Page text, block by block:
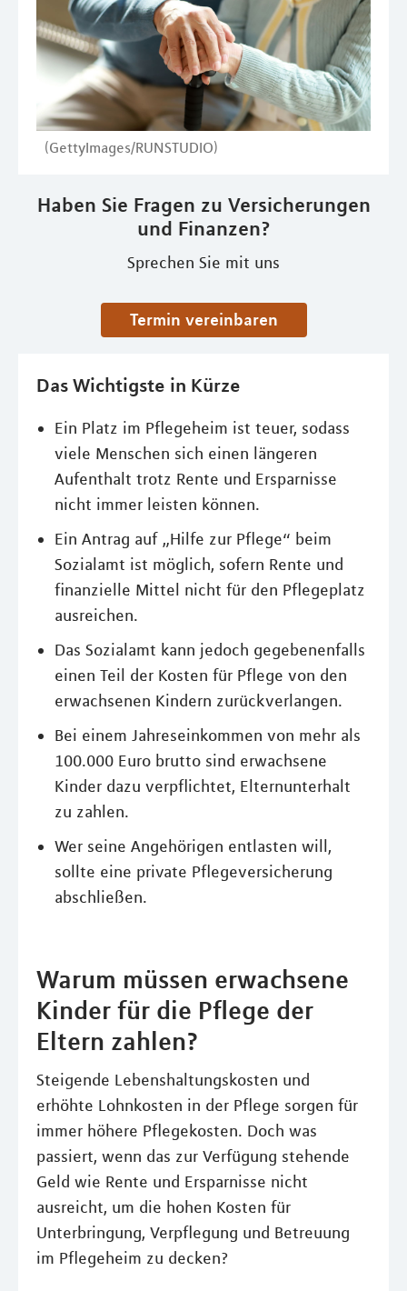
(GettyImages/RUNSTUDIO)
Haben Sie Fragen zu Versicherungen
und Finanzen?
Sprechen Sie mit uns
Termin vereinbaren
Das Wichtigste in Kürze
Ein Platz im Pflegeheim ist teuer, sodass
viele Menschen sich einen längeren
Aufenthalt trotz Rente und Ersparnisse
nicht immer leisten können.
Ein Antrag auf „Hilfe zur Pflege“ beim
Sozialamt ist möglich, sofern Rente und
finanzielle Mittel nicht für den Pflegeplatz
ausreichen.
Das Sozialamt kann jedoch gegebenenfalls
einen Teil der Kosten für Pflege von den
erwachsenen Kindern zurückverlangen.
Bei einem Jahreseinkommen von mehr als
100.000 Euro brutto sind erwachsene
Kinder dazu verpflichtet, Elternunterhalt
zu zahlen.
Wer seine Angehörigen entlasten will,
sollte eine private Pflegeversicherung
abschließen.
Warum müssen erwachsene
Kinder für die Pflege der
Eltern zahlen?
Steigende Lebenshaltungskosten und
erhöhte Lohnkosten in der Pflege sorgen für
immer höhere Pflegekosten. Doch was
passiert, wenn das zur Verfügung stehende
Geld wie Rente und Ersparnisse nicht
ausreicht, um die hohen Kosten für
Unterbringung, Verpflegung und Betreuung
im Pflegeheim zu decken?